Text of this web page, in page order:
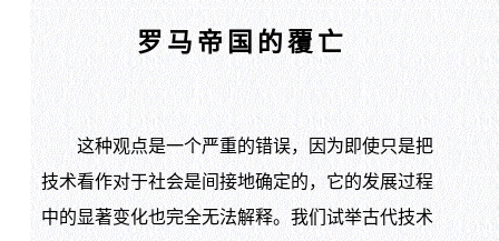
罗马帝国的覆亡
这种观点是一个严重的错误，因为即使只是把
技术看作对于社会是间接地确定的，它的发展过程
中的显著变化也完全无法解释。我们试举古代技术